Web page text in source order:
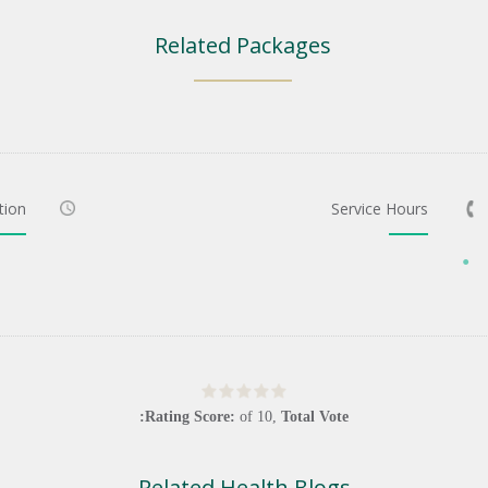
Related Packages
Service Hours
Rating Score: of 10 Total Vote: